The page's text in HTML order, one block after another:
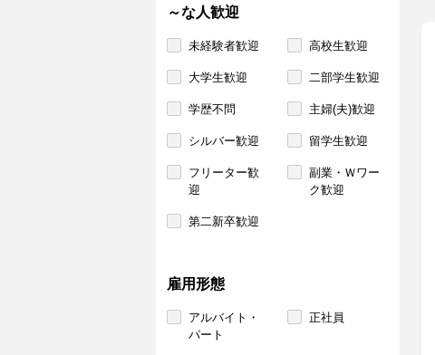
～な人歓迎
未経験者歓迎 高校生歓迎
大学生歓迎 二部学生歓迎
学歴不問 主婦(夫)歓迎
シルバー歓迎 留学生歓迎
フリーター歓
迎
副業・Ｗワー
ク歓迎
第二新卒歓迎
雇用形態
アルバイト・
パート
正社員